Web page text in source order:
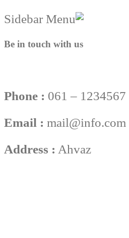
Be in touch with us
Phone : 061 – 1234567
Email : mail@info.com
Address : Ahvaz